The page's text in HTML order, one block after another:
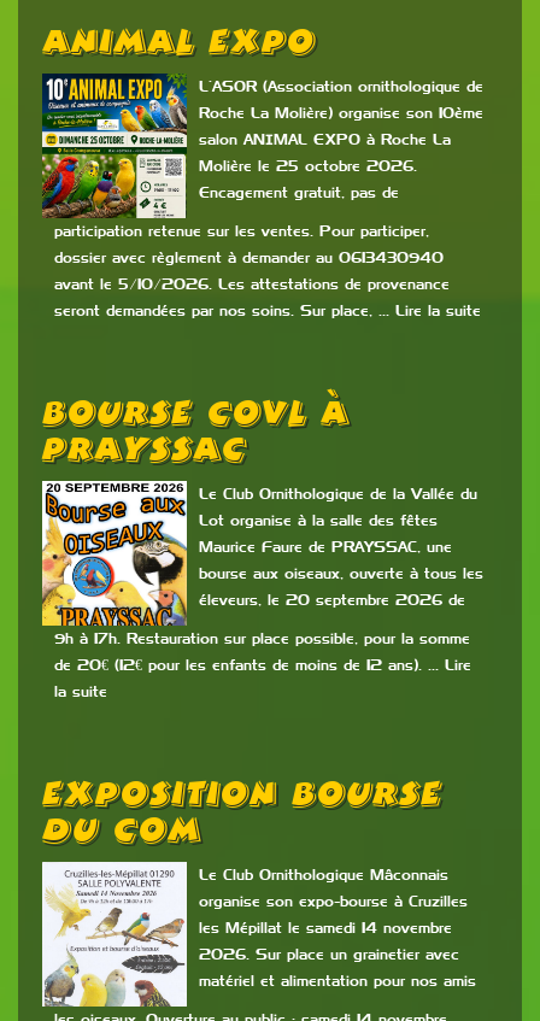
Animal Expo
L’ASOR (Association ornithologique de
Roche La Molière) organise son 10ème
salon ANIMAL EXPO à Roche La
Molière le 25 octobre 2026.
Encagement gratuit, pas de
participation retenue sur les ventes. Pour participer,
dossier avec règlement à demander au 0613430940
avant le 5/10/2026. Les attestations de provenance
seront demandées par nos soins. Sur place, … Lire la suite
Bourse COVL À
PRAYSSAC
Le Club Ornithologique de la Vallée du
Lot organise à la salle des fêtes
Maurice Faure de PRAYSSAC, une
bourse aux oiseaux, ouverte à tous les
éleveurs, le 20 septembre 2026 de
9h à 17h. Restauration sur place possible, pour la somme
de 20€ (12€ pour les enfants de moins de 12 ans). … Lire
la suite
Exposition Bourse
Du COM
Le Club Ornithologique Mâconnais
organise son expo-bourse à Cruzilles
les Mépillat le samedi 14 novembre
2026. Sur place un grainetier avec
matériel et alimentation pour nos amis